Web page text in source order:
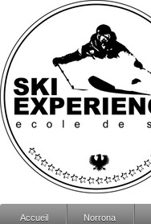
Accueil Norrona